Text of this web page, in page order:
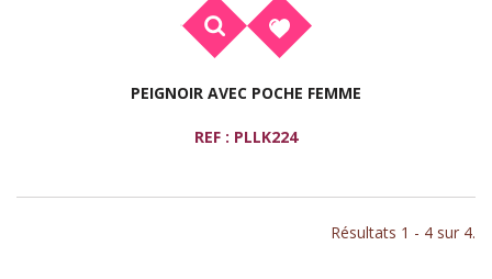
PEIGNOIR AVEC POCHE FEMME
REF : PLLK224
Résultats 1 - 4 sur 4.